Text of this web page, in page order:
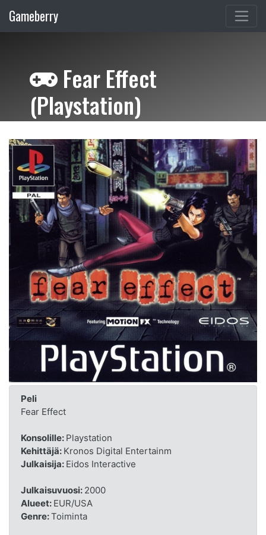
Gameberry
Fear Effect
(Playstation)
Peli
Fear Effect
Konsolille: Playstation
Kehittäjä: Kronos Digital Entertainm
Julkaisija: Eidos Interactive
Julkaisuvuosi: 2000
Alueet: EUR/USA
Genre:Toiminta